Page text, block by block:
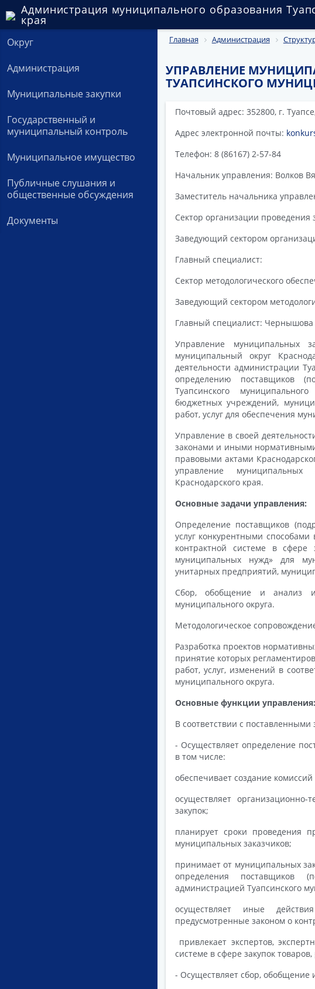
Администрация муниципального образования
края
Округ
Администрация
Муниципальные закупки
Государственный и
муниципальный контроль
Муниципальное имущество
Публичные слушания и
общественные обсуждения
Документы
Главная Администрация
УПРАВЛЕНИЕ
ТУАПСИНСКОГО
Почтовый адрес: 352800, г.
Адрес электронной почты:
Телефон: 8 (86167) 2-57-84
Начальник управления: Волков
Заместитель начальника
Сектор организации проведения
Заведующий сектором
Главный специалист:
Сектор методологического
Заведующий сектором
Главный специалист: Чернышова
Управление муниципальных
муниципальный округ
деятельности администрации
определению поставщиков
Туапсинского
бюджетных учреждений,
работ, услуг для обеспечения
Управление в своей
законами и иными
правовыми актами
управление муниципальных
Краснодарского края.
Основные задачи управления:
Определение поставщиков
услуг конкурентными
контрактной системе в сфере
муниципальных нужд» для
унитарных предприятий,
Сбор, обобщение и анализ
муниципального округа.
Методологическое
Разработка проектов
принятие которых
работ, услуг, изменений в
муниципального округа.
Основные функции управления:
В соответствии с
- Осуществляет определение
в том числе:
обеспечивает создание
осуществляет
закупок;
планирует сроки проведения
муниципальных заказчиков;
принимает от муниципальных
определения поставщиков
администрацией Туапсинского
осуществляет иные
предусмотренные законом о
привлекает экспертов,
системе в сфере закупок товаров,
- Осуществляет сбор, обобщение